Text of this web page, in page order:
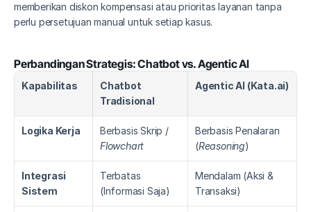
memberikan diskon kompensasi atau prioritas layanan tanpa
perlu persetujuan manual untuk setiap kasus.
Perbandingan Strategis: Chatbot vs. Agentic AI
Kapabilitas
Chatbot
Tradisional
Agentic AI (Kata.ai)
Logika Kerja
Berbasis Skrip /
Flowchart
Berbasis Penalaran
(Reasoning)
Integrasi
Sistem
Terbatas
(Informasi Saja)
Mendalam (Aksi &
Transaksi)